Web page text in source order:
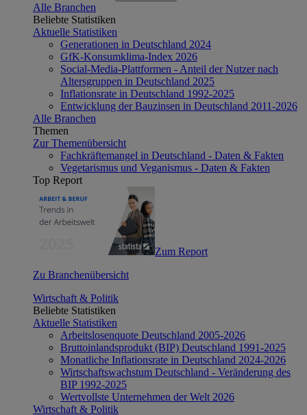
Alle Branchen
Beliebte Statistiken
Aktuelle Statistiken
Generationen in Deutschland 2024
GfK-Konsumklima-Index 2026
Social-Media-Plattformen - Anteil der Nutzer nach
Altersgruppen in Deutschland 2025
Inflationsrate in Deutschland 1992-2025
Entwicklung der Bauzinsen in Deutschland 2011-2026
Alle Branchen
Themen
Zur Themenübersicht
Fachkräftemangel in Deutschland - Daten & Fakten
Vegetarismus und Veganismus - Daten & Fakten
Top Report
Zum Report
Zu Branchenübersicht
Wirtschaft & Politik
Beliebte Statistiken
Aktuelle Statistiken
Arbeitslosenquote Deutschland 2005-2026
Bruttoinlandsprodukt (BIP) Deutschland 1991-2025
Monatliche Inflationsrate in Deutschland 2024-2026
Wirtschaftswachstum Deutschland - Veränderung des
BIP 1992-2025
Wertvollste Unternehmen der Welt 2026
Wirtschaft & Politik